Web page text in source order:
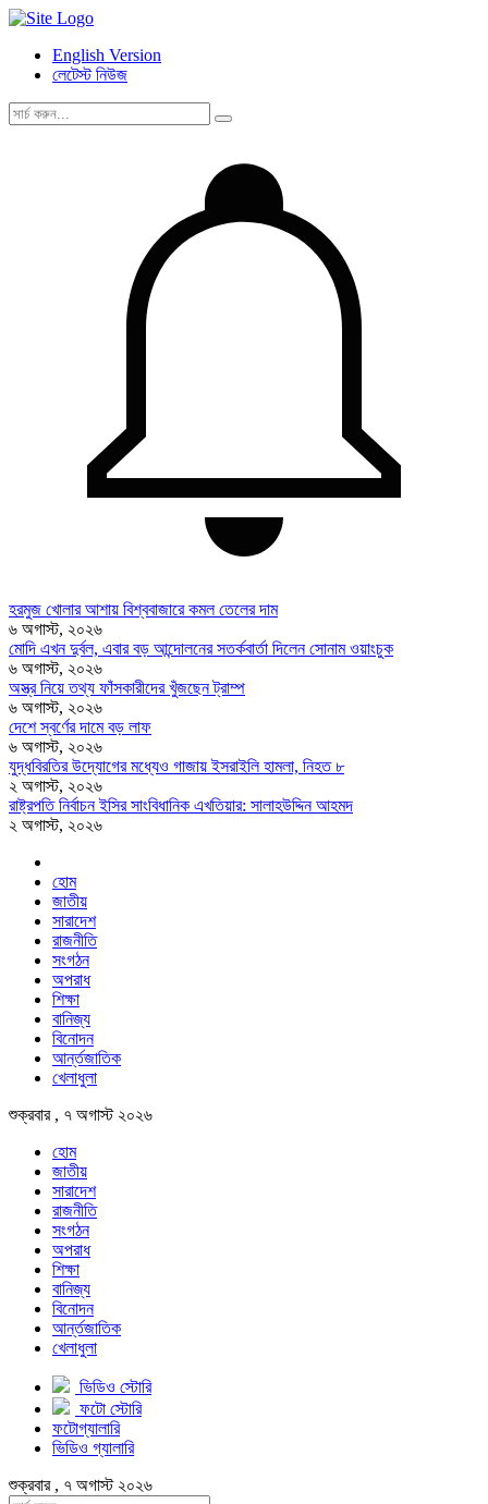
English Version
লেটেস্ট নিউজ
হরমুজ খোলার আশায় বিশ্ববাজারে কমল তেলের দাম
৬ অগাস্ট, ২০২৬
মোদি এখন দুর্বল, এবার বড় আন্দোলনের সতর্কবার্তা দিলেন সোনাম ওয়াংচুক
৬ অগাস্ট, ২০২৬
অস্ত্র নিয়ে তথ্য ফাঁসকারীদের খুঁজছেন ট্রাম্প
৬ অগাস্ট, ২০২৬
দেশে স্বর্ণের দামে বড় লাফ
৬ অগাস্ট, ২০২৬
যুদ্ধবিরতির উদ্যোগের মধ্যেও গাজায় ইসরাইলি হামলা, নিহত ৮
২ অগাস্ট, ২০২৬
রাষ্ট্রপতি নির্বাচন ইসির সাংবিধানিক এখতিয়ার: সালাহউদ্দিন আহমদ
২ অগাস্ট, ২০২৬
হোম
জাতীয়
সারাদেশ
রাজনীতি
সংগঠন
অপরাধ
শিক্ষা
বানিজ্য
বিনোদন
আর্ন্তজাতিক
খেলাধুলা
শুক্রবার , ৭ অগাস্ট ২০২৬
হোম
জাতীয়
সারাদেশ
রাজনীতি
সংগঠন
অপরাধ
শিক্ষা
বানিজ্য
বিনোদন
আর্ন্তজাতিক
খেলাধুলা
ভিডিও স্টোরি
ফটো স্টোরি
ফটোগ্যালারি
ভিডিও গ্যালারি
শুক্রবার , ৭ অগাস্ট ২০২৬